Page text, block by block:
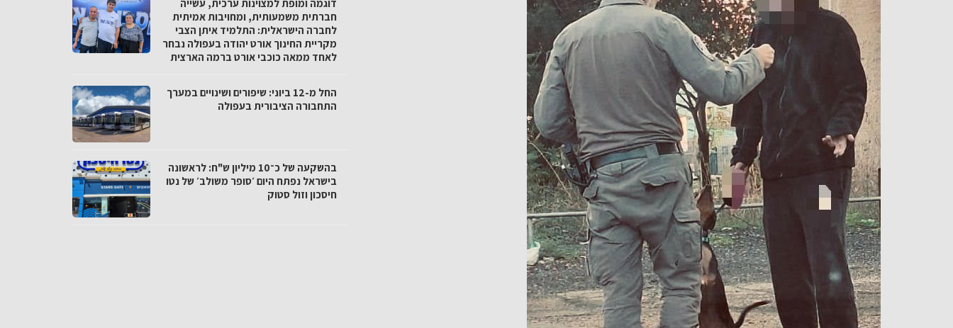
דוגמה ומופת למצוינות ערכית, עשייה
חברתית משמעותית, ומחויבות אמיתית
לחברה הישראלית: התלמיד איתן הצבי
מקריית החינוך אורט יהודה בעפולה נבחר
לאחד ממאה כוכבי אורט ברמה הארצית
החל מ-12 ביוני: שיפורים ושינויים במערך
התחבורה הציבורית בעפולה
בהשקעה של כ־10 מיליון ש"ח: לראשונה
בישראל נפתח היום ׳סופר משולב׳ של נטו
חיסכון וזול סטוק